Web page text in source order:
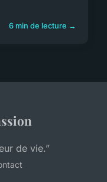
6 min de lecture →
de vie.”